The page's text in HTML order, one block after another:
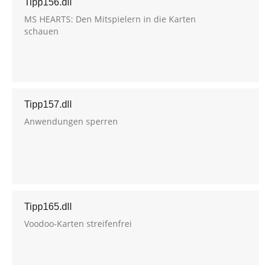
Tipp156.dll
MS HEARTS: Den Mitspielern in die Karten
schauen
Tipp157.dll
Anwendungen sperren
Tipp165.dll
Voodoo-Karten streifenfrei